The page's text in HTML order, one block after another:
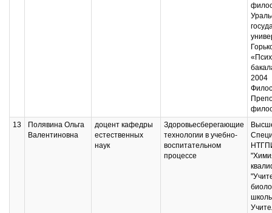
2004
13
Полявина Ольга
Валентиновна
доцент кафедры
естественных
наук
Здоровьесберегающие
технологии в учебно-
воспитательном
процессе